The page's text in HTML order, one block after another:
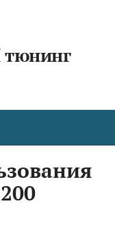
тюнинг